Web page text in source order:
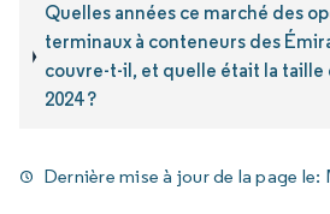
Quelles années ce marché des
terminaux à conteneurs des
couvre-t-il, et quelle était la taille
2024 ?
Dernière mise à jour de la page le: